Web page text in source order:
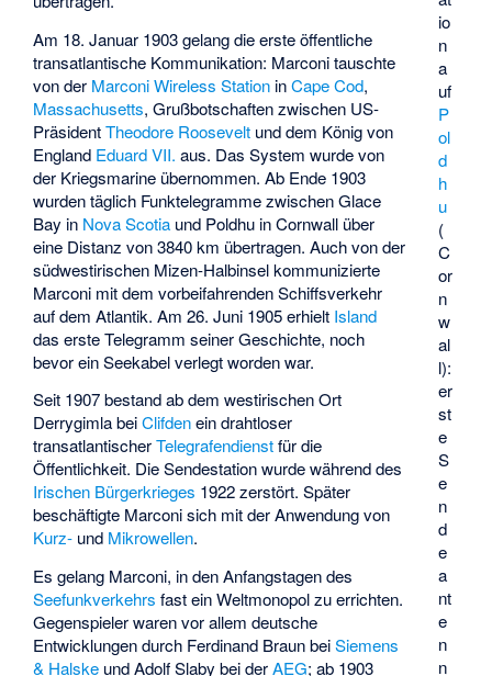
io
n
a
uf
P
ol
d
h
u
(
C
or
n
w
al
l):
er
st
e
S
e
n
d
e
a
nt
e
n
n
Am 18. Januar 1903 gelang die erste öffentliche
transatlantische Kommunikation: Marconi tauschte
von der Marconi Wireless Station inCape Cod,
Massachusetts, Grußbotschaften zwischen US-
PräsidentTheodore Roosevelt und dem König von
England Eduard VII. aus. Das System wurde von
der Kriegsmarine übernommen. Ab Ende 1903
wurden täglich Funktelegramme zwischenGlace
Bay in Nova Scotia und Poldhu in Cornwall über
eine Distanz von 3840 km übertragen. Auch von der
südwestirischen Mizen-Halbinselkommunizierte
Marconi mit dem vorbeifahrenden Schiffsverkehr
auf dem Atlantik. Am 26. Juni 1905 erhielt Island
das erste Telegramm seiner Geschichte, noch
bevor ein Seekabel verlegt worden war.
Seit 1907 bestand ab dem westirischen Ort
Derrygimla beiClifdenein drahtloser
transatlantischerTelegrafendienstfür die
Öffentlichkeit. Die Sendestation wurde während des
Irischen Bürgerkrieges 1922 zerstört. Später
beschäftigte Marconi sich mit der Anwendung von
Kurz- und Mikrowellen.
Es gelang Marconi, in den Anfangstagen des
Seefunkverkehrs fast ein Weltmonopol zu errichten.
Gegenspieler waren vor allem deutsche
Entwicklungen durch Ferdinand Braun beiSiemens
& Halske und Adolf Slaby bei derAEG; ab 1903